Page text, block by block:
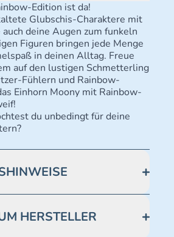
Edition ist da!
Glubschis-Charaktere mit
deine Augen zum funkeln
Figuren bringen jede Menge
in deinen Alltag. Freue
auf den lustigen Schmetterling
Fühlern und Rainbow-
Einhorn Moony mit Rainbow-
du unbedingt für deine
Kleinteile -
HERSTELLER